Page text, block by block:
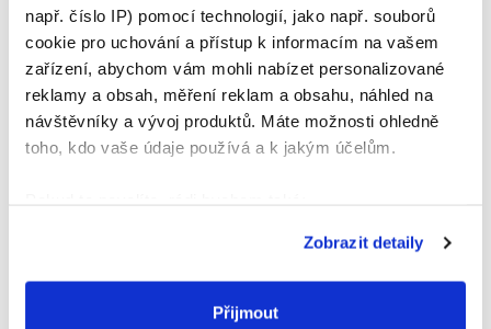
např. číslo IP) pomocí technologií, jako např. souborů
cookie pro uchování a přístup k informacím na vašem
zařízení, abychom vám mohli nabízet personalizované
reklamy a obsah, měření reklam a obsahu, náhled na
návštěvníky a vývoj produktů. Máte možnosti ohledně
toho, kdo vaše údaje používá a k jakým účelům.
poloze, které mohou být přesné na několik metrů
Identifikovali vaše zařízení pomocí aktivního
skenování pro konkrétní charakteristiky (otisk prstu)
Zobrazit detaily
Přijmout
E-mail